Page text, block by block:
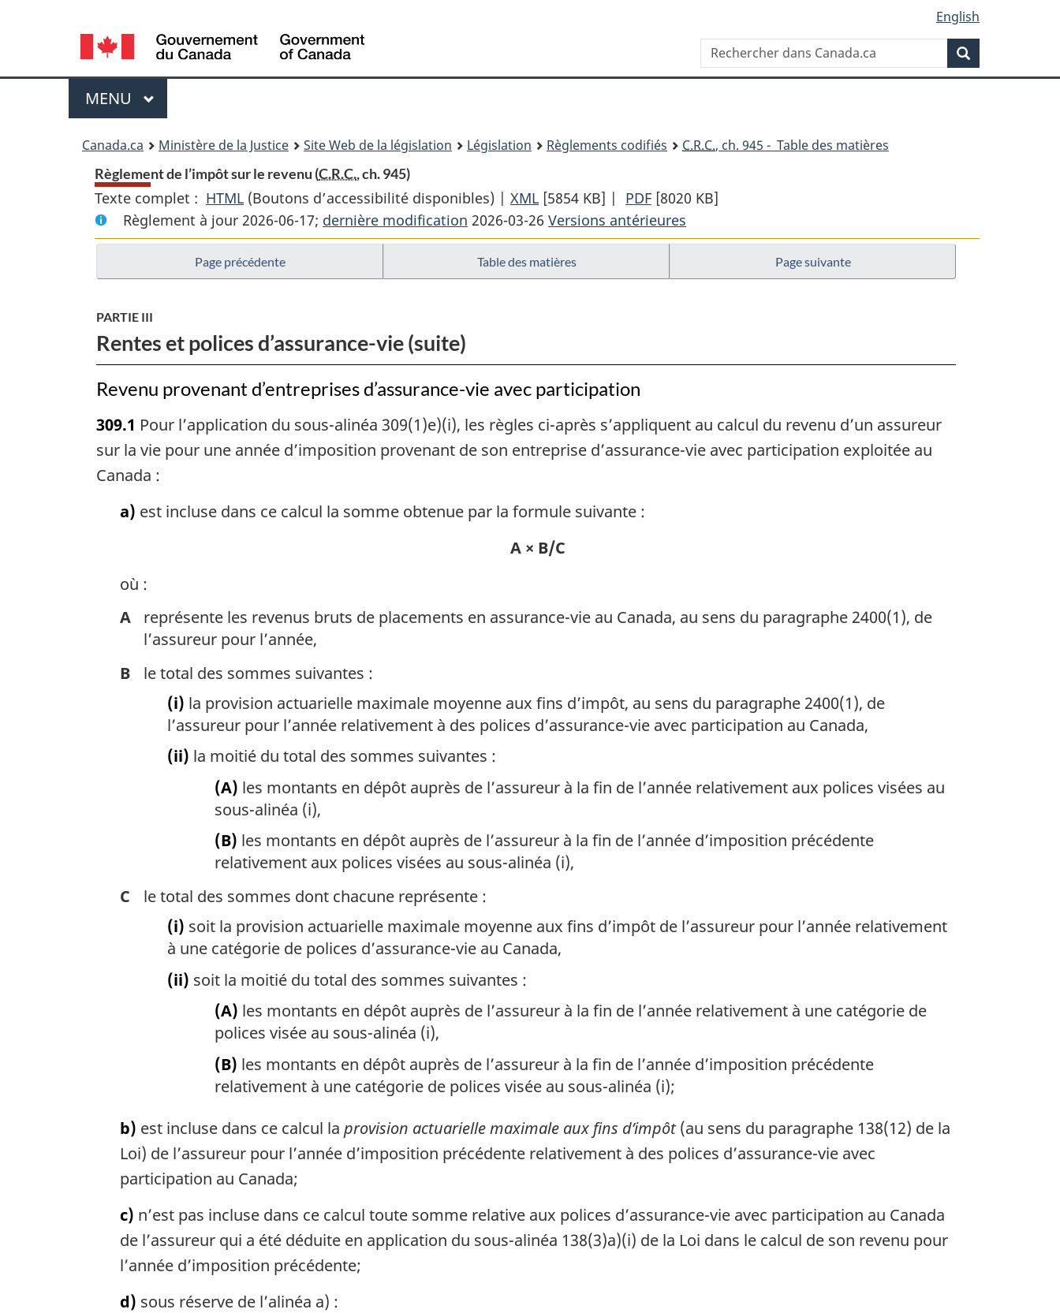
principal
À
site
version
Language
selection
English
Rechercher
dans
Canada.ca
Menu
MENU PRINCIPAL
Canada.ca Ministère de la Justice Site Web de la législation Législation Règlements codifiés C.R.C., ch. 945 - Table des matières
Règlement de l’impôt sur le revenu (C.R.C., ch. 945)
Texte complet : HTML Texte
complet
:
Règlement
le
(Boutons d’accessibilité disponibles) | XML Texte
complet
:
Règlement
[5854 KB] | PDF Texte
complet
:
[8020 KB]
Règlement à jour 2026-06-17; dernière modification 2026-03-26 Versions antérieures
Page précédente Table des matières Page suivante
PARTIE III
Rentes et polices d’assurance-vie (suite)
Revenu provenant d’entreprises d’assurance-vie avec participation
309.1 Pour l’application du sous-alinéa 309(1)e)(i), les règles ci-après s’appliquent au calcul du revenu d’un assureur
sur la vie pour une année d’imposition provenant de son entreprise d’assurance-vie avec participation exploitée au
Canada :
a) est incluse dans ce calcul la somme obtenue par la formule suivante :
A × B/C
où :
A
représente les revenus bruts de placements en assurance-vie au Canada, au sens du paragraphe 2400(1), de
l’assureur pour l’année,
B
le total des sommes suivantes :
(i) la provision actuarielle maximale moyenne aux fins d’impôt, au sens du paragraphe 2400(1), de
l’assureur pour l’année relativement à des polices d’assurance-vie avec participation au Canada,
(ii) la moitié du total des sommes suivantes :
(A) les montants en dépôt auprès de l’assureur à la fin de l’année relativement aux polices visées au
sous-alinéa (i),
(B) les montants en dépôt auprès de l’assureur à la fin de l’année d’imposition précédente
relativement aux polices visées au sous-alinéa (i),
C
le total des sommes dont chacune représente :
(i) soit la provision actuarielle maximale moyenne aux fins d’impôt de l’assureur pour l’année relativement
à une catégorie de polices d’assurance-vie au Canada,
(ii) soit la moitié du total des sommes suivantes :
(A) les montants en dépôt auprès de l’assureur à la fin de l’année relativement à une catégorie de
polices visée au sous-alinéa (i),
(B) les montants en dépôt auprès de l’assureur à la fin de l’année d’imposition précédente
relativement à une catégorie de polices visée au sous-alinéa (i);
b) est incluse dans ce calcul la provision actuarielle maximale aux fins d’impôt(au sens du paragraphe 138(12) de la
Loi) de l’assureur pour l’année d’imposition précédente relativement à des polices d’assurance-vie avec
participation au Canada;
c) n’est pas incluse dans ce calcul toute somme relative aux polices d’assurance-vie avec participation au Canada
de l’assureur qui a été déduite en application du sous-alinéa 138(3)a)(i) de la Loi dans le calcul de son revenu pour
l’année d’imposition précédente;
d) sous réserve de l’alinéa a) :